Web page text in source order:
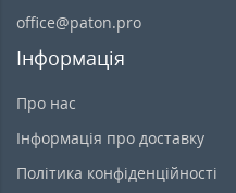
office@paton.pro
Інформація
Про нас
Інформація про доставку
Політика конфіденційності